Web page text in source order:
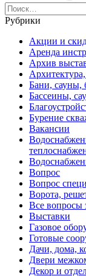
Search
for:
Рубрики
Акции и
Аренда
Архив
Бани, сауны,
Бассеины,
Бурение
Вакансии
Вопрос
Вопрос
Ворота,
Все вопросы
Выставки
Газовое
Готовые
Дачи, дома,
Двери
Декор и